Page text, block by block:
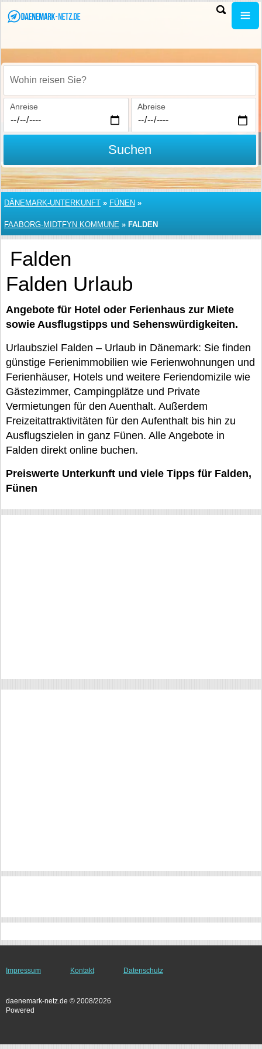
Wohin reisen Sie?
Anreise Abreise
Suchen
DÄNEMARK-UNTERKUNFT » FÜNEN »
FAABORG-MIDTFYN KOMMUNE » FALDEN
Falden
Falden Urlaub
Angebote für Hotel oder Ferienhaus zur Miete
sowie Ausflugstipps und Sehenswürdigkeiten.
Urlaubsziel Falden – Urlaub in Dänemark: Sie finden
günstige Ferienimmobilien wie Ferienwohnungen und
Ferienhäuser, Hotels und weitere Feriendomizile wie
Gästezimmer, Campingplätze und Private
Vermietungen für den Auenthalt. Außerdem
Freizeitattraktivitäten für den Aufenthalt bis hin zu
Ausflugszielen in ganz Fünen. Alle Angebote in
Falden direkt online buchen.
Preiswerte Unterkunft und viele Tipps für Falden,
Fünen
Impressum Kontakt Datenschutz
daenemark-netz.de © 2008/2026
Powered